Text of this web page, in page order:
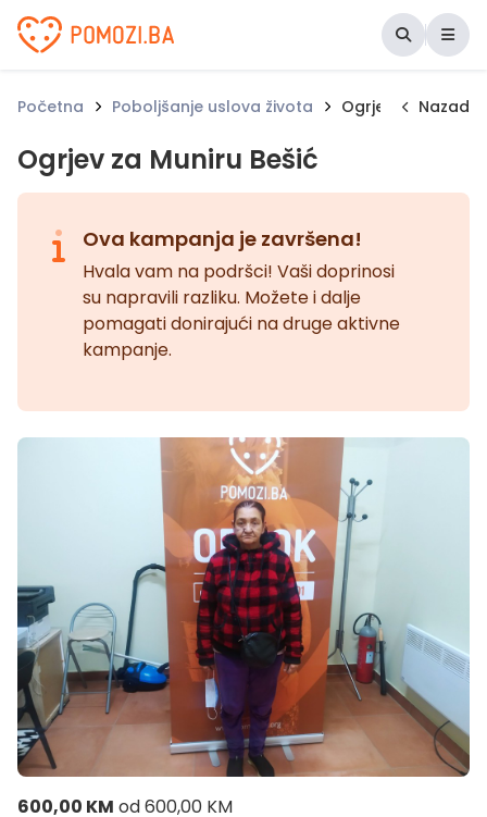
Udruženje Pomozi.ba
Početna Poboljšanje uslova života Ogrjev za Muniru
Nazad
Ogrjev za Muniru Bešić
Ova kampanja je završena!
Hvala vam na podršci! Vaši doprinosi
su napravili razliku. Možete i dalje
pomagati donirajući na druge aktivne
kampanje.
600,00 KM od600,00 KM